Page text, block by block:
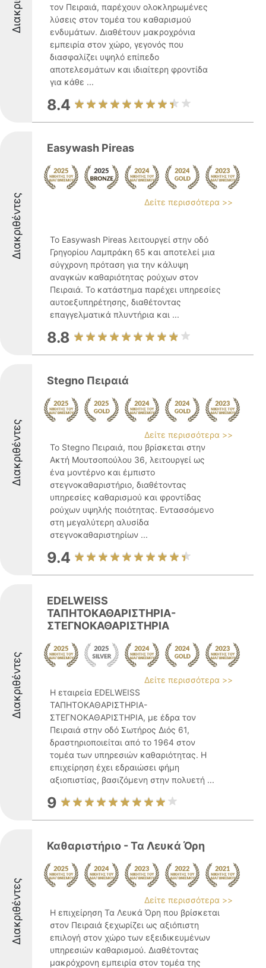
τον Πειραιά, παρέχουν ολοκληρωμένες
λύσεις στον τομέα του καθαρισμού
ενδυμάτων. Διαθέτουν μακροχρόνια
εμπειρία στον χώρο, γεγονός που
διασφαλίζει υψηλό επίπεδο
αποτελεσμάτων και ιδιαίτερη φροντίδα
για κάθε ...
8.4
Διακριθέντες
Easywash Pireas
Δείτε περισσότερα >>
Το Easywash Pireas λειτουργεί στην οδό
Γρηγορίου Λαμπράκη 65 και αποτελεί μια
σύγχρονη πρόταση για την κάλυψη
αναγκών καθαριότητας ρούχων στον
Πειραιά. Το κατάστημα παρέχει υπηρεσίες
αυτοεξυπηρέτησης, διαθέτοντας
επαγγελματικά πλυντήρια και ...
8.8
Διακριθέντες
Stegno Πειραιά
Δείτε περισσότερα >>
Το Stegno Πειραιά, που βρίσκεται στην
Ακτή Μουτσοπούλου 36, λειτουργεί ως
ένα μοντέρνο και έμπιστο
στεγνοκαθαριστήριο, διαθέτοντας
υπηρεσίες καθαρισμού και φροντίδας
ρούχων υψηλής ποιότητας. Εντασσόμενο
στη μεγαλύτερη αλυσίδα
στεγνοκαθαριστηρίων ...
9.4
Διακριθέντες
EDELWEISS
ΤΑΠΗΤΟΚΑΘΑΡΙΣΤΗΡΙΑ-
ΣΤΕΓΝΟΚΑΘΑΡΙΣΤΗΡΙΑ
Δείτε περισσότερα >>
Η εταιρεία EDELWEISS
ΤΑΠΗΤΟΚΑΘΑΡΙΣΤΗΡΙΑ-
ΣΤΕΓΝΟΚΑΘΑΡΙΣΤΗΡΙΑ, με έδρα τον
Πειραιά στην οδό Σωτήρος Διός 61,
δραστηριοποιείται από το 1964 στον
τομέα των υπηρεσιών καθαριότητας. Η
επιχείρηση έχει εδραιώσει φήμη
αξιοπιστίας, βασιζόμενη στην πολυετή ...
9
Διακριθέντες
Καθαριστήριο - Τα Λευκά Όρη
Δείτε περισσότερα >>
Η επιχείρηση Τα Λευκά Όρη που βρίσκεται
στον Πειραιά ξεχωρίζει ως αξιόπιστη
επιλογή στον χώρο των εξειδικευμένων
υπηρεσιών καθαρισμού. Διαθέτοντας
μακρόχρονη εμπειρία στον τομέα της